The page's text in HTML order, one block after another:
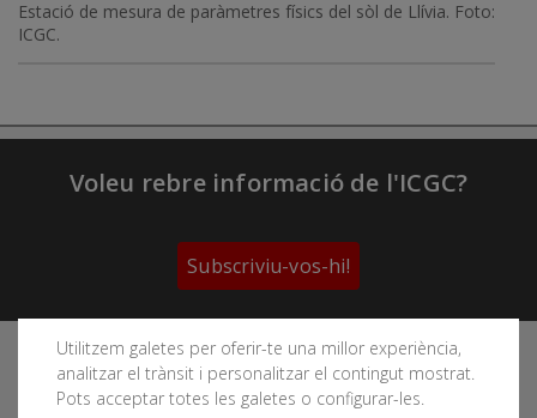
Estació de mesura de paràmetres físics del sòl de Llívia. Foto:
ICGC.
Utilitzem galetes per oferir-te una millor experiència,
analitzar el trànsit i personalitzar el contingut mostrat.
Pots acceptar totes les galetes o configurar-les.
Voleu rebre informació de l'ICGC?
Subscriviu-vos-hi!
Segueix les xarxes socials de l'Institut Cartogràfic i
Geològic de Catalunya